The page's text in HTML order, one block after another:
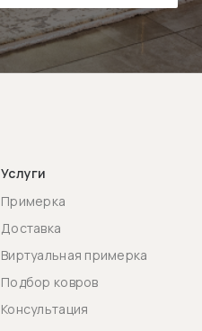
Услуги
Примерка
Доставка
Виртуальная примерка
Подбор ковров
Консультация